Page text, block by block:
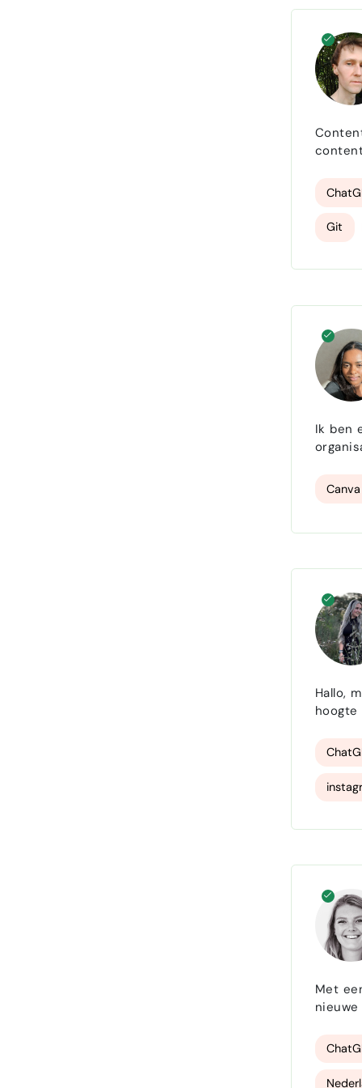
Git
Ik ben
Hallo,
hoogte is
Met